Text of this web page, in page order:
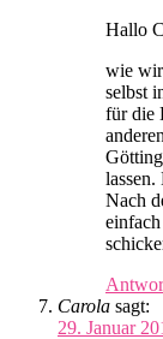
Hallo
wie wir
selbst
für die
Nach
Carola sagt:
29. Januar